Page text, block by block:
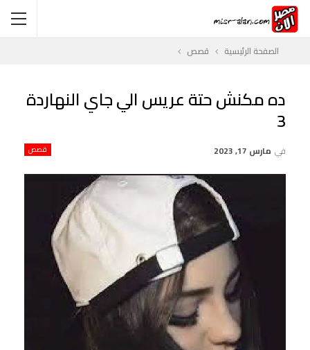
الصفحة الرئيسية قصص
ده مكنش حتة عريس الي جاي النهاردة
3
قصص في مارس 17, 2023